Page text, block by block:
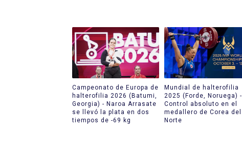
Campeonato de Europa de
halterofilia 2026 (Batumi,
Georgia) - Naroa Arrasate
se llevó la plata en dos
tiempos de -69 kg
Mundial de halterofilia
2025 (Forde, Noruega) -
Control absoluto en el
medallero de Corea del
Norte